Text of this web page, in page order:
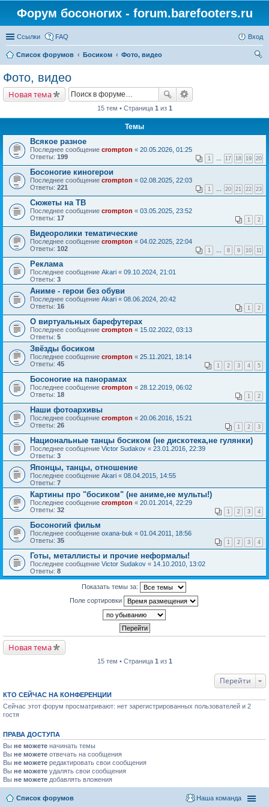
Форум босоногих - forum.barefooters.ru
Ссылки FAQ Вход
Список форумов Босиком
Фото, видео
Фото, видео
Новая тема
15 тем • Страница 1 из 1
Темы
Всякое разное
Последнее сообщение crompton « 20.05.2026, 01:25
Ответы: 199 1 … 17 18 19 20
Босоногие киногерои
Последнее сообщение crompton « 02.08.2025, 22:03
Ответы: 221 1 … 20 21 22 23
Сюжеты на ТВ
Последнее сообщение crompton « 03.05.2025, 23:52
Ответы: 17 1 2
Видеоролики тематические
Последнее сообщение crompton « 04.02.2025, 22:04
Ответы: 102 1 … 8 9 10 11
Реклама
Последнее сообщение Akari « 09.10.2024, 21:01
Ответы: 3
Аниме - герои без обуви
Последнее сообщение Akari « 08.06.2024, 20:42
Ответы: 16 1 2
О виртуальных барефутерах
Последнее сообщение crompton « 15.02.2022, 03:13
Ответы: 5
Звёзды босиком
Последнее сообщение crompton « 25.11.2021, 18:14
Ответы: 45 1 2 3 4 5
Босоногие на панорамах
Последнее сообщение crompton « 28.12.2019, 06:02
Ответы: 18 1 2
Наши фотоархивы
Последнее сообщение crompton « 20.06.2016, 15:21
Ответы: 26 1 2 3
Национальные танцы босиком (не дискотека,не гулянки)
Последнее сообщение Victor Sudakov « 23.01.2016, 22:39
Ответы: 3
Японцы, танцы, отношение
Последнее сообщение Akari « 08.04.2015, 14:55
Ответы: 7
Картины про "босиком" (не аниме,не мульты!)
Последнее сообщение crompton « 20.01.2014, 22:29
Ответы: 32 1 2 3 4
Босоногий фильм
Последнее сообщение oxana-buk « 01.04.2011, 18:56
Ответы: 35 1 2 3 4
Готы, металлисты и прочие неформалы!
Последнее сообщение Victor Sudakov « 14.10.2010, 13:02
Ответы: 8
Показать темы за:
Поле сортировки
Новая тема
15 тем • Страница 1 из 1
Перейти
КТО СЕЙЧАС НА КОНФЕРЕНЦИИ
Сейчас этот форум просматривают: нет зарегистрированных пользователей и 2
гостя
ПРАВА ДОСТУПА
Вы не можете начинать темы
Вы не можете отвечать на сообщения
Вы не можете редактировать свои сообщения
Вы не можете удалять свои сообщения
Вы не можете добавлять вложения
Список форумов Наша команда